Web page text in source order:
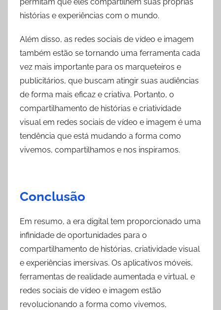
histórias e experiências com o mundo.
Além disso, as redes sociais de vídeo e imagem
também estão se tornando uma ferramenta cada
vez mais importante para os marqueteiros e
publicitários, que buscam atingir suas audiências
de forma mais eficaz e criativa. Portanto, o
compartilhamento de histórias e criatividade
visual em redes sociais de vídeo e imagem é uma
tendência que está mudando a forma como
vivemos, compartilhamos e nos inspiramos.
Conclusão
Em resumo, a era digital tem proporcionado uma
infinidade de oportunidades para o
compartilhamento de histórias, criatividade visual
e experiências imersivas. Os aplicativos móveis,
ferramentas de realidade aumentada e virtual, e
redes sociais de vídeo e imagem estão
revolucionando a forma como vivemos,